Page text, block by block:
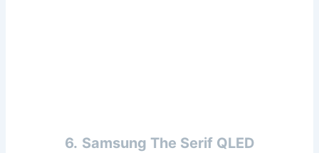
6. Samsung The Serif QLED